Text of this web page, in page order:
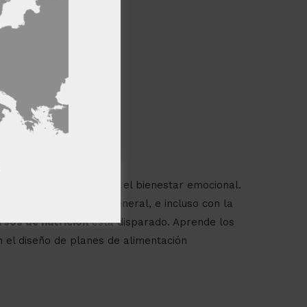
sino también para el bienestar emocional.
con una mejor salud general, e incluso con la
de nutriciónestá disparado. Aprende los
diseño de planes de alimentación
de
TODO